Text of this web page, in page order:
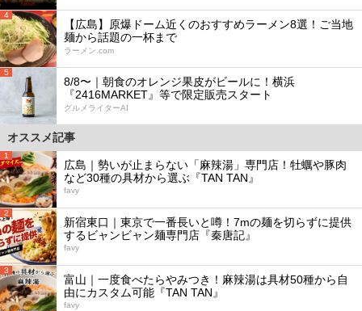
4
【広島】原爆ドーム近くのおすすめラーメン8選！ご当地
麺から話題の一杯まで
ラーメン.com
5
8/8〜｜朝食のオレンジ果皮がビールに！横浜
『2416MARKET』等で限定販売スタート
グルメライターAI
オススメ記事
1
広島｜勢いが止まらない「麻辣湯」専門店！牡蠣や豚肉
など30種の具材から選ぶ『TAN TAN』
favy
2
新宿東口｜東京で一番長いと噂！7mの麺を切らずに提供
するビャンビャン麺専門店『秦唐記』
favy
3
富山｜一度食べたらやみつき！麻辣湯は具材50種から自
由にカスタム可能『TAN TAN』
favy